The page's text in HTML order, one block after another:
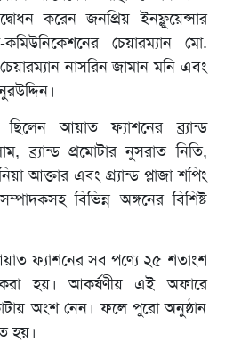
করেন জনপ্রিয় ইনফ্লুয়েন্সার
চেয়ারম্যান মো.
নাসরিন জামান মনি এবং
আয়াত ফ্যাশনের ব্র্যান্ড
ব্র্যান্ড প্রমোটার নুসরাত নিতি,
আক্তার এবং গ্র্যান্ড প্লাজা শপিং
বিভিন্ন অঙ্গনের বিশিষ্ট
ফ্যাশনের সব পণ্যে ২৫ শতাংশ
হয়। আকর্ষণীয় এই অফারে
অংশ নেন। ফলে পুরো অনুষ্ঠান
হয়।